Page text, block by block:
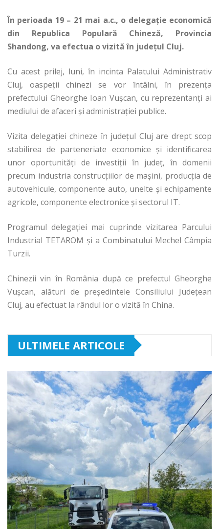
În perioada 19 – 21 mai a.c., o delegaţie economică
din Republica Populară Chineză, Provincia
Shandong, va efectua o vizită în judeţul Cluj.
Cu acest prilej, luni, în incinta Palatului Administrativ
Cluj, oaspeţii chinezi se vor întâlni, în prezenţa
prefectului Gheorghe Ioan Vuşcan, cu reprezentanţi ai
mediului de afaceri şi administraţiei publice.
Vizita delegaţiei chineze în judeţul Cluj are drept scop
stabilirea de parteneriate economice şi identificarea
unor oportunităţi de investiţii în judeţ, în domenii
precum industria construcţiilor de maşini, producţia de
autovehicule, componente auto, unelte şi echipamente
agricole, componente electronice şi sectorul IT.
Programul delegaţiei mai cuprinde vizitarea Parcului
Industrial TETAROM şi a Combinatului Mechel Câmpia
Turzii.
Chinezii vin în România după ce prefectul Gheorghe
Vuşcan, alături de preşedintele Consiliului Judeţean
Cluj, au efectuat la rândul lor o vizită în China.
ULTIMELE ARTICOLE